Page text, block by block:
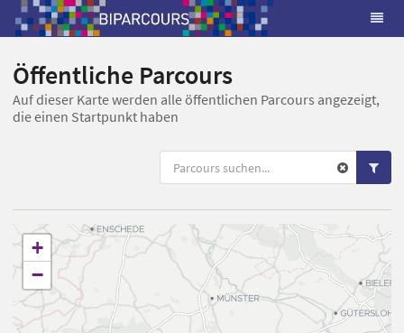
Öffentliche Parcours
Auf dieser Karte werden alle öffentlichen Parcours angezeigt,
die einen Startpunkt haben
+
−